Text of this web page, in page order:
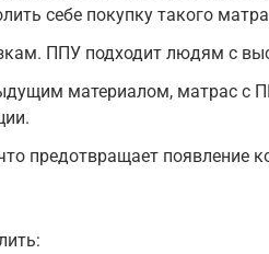
себе покупку такого
ППУ подходит людям с
материалом, матрас с
предотвращает появление